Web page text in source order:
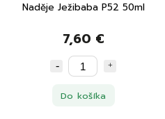
Naděje Ježibaba P52 50ml
7,60 €
Do košíka